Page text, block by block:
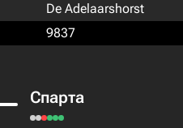
De Adelaarshorst
9837
Спарта